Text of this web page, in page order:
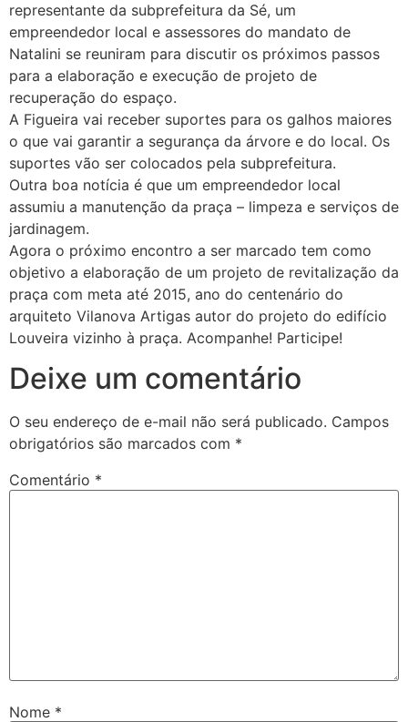
representante da subprefeitura da Sé, um
empreendedor local e assessores do mandato de
Natalini se reuniram para discutir os próximos passos
para a elaboração e execução de projeto de
recuperação do espaço.
A Figueira vai receber suportes para os galhos maiores
o que vai garantir a segurança da árvore e do local. Os
suportes vão ser colocados pela subprefeitura.
Outra boa notícia é que um empreendedor local
assumiu a manutenção da praça – limpeza e serviços de
jardinagem.
Agora o próximo encontro a ser marcado tem como
objetivo a elaboração de um projeto de revitalização da
praça com meta até 2015, ano do centenário do
arquiteto Vilanova Artigas autor do projeto do edifício
Louveira vizinho à praça. Acompanhe! Participe!
Deixe um comentário
O seu endereço de e-mail não será publicado. Campos
obrigatórios são marcados com *
Comentário *
Nome *